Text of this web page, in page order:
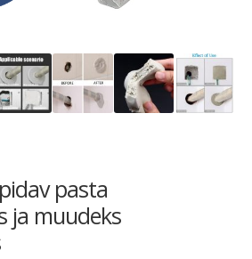
pasta
ja muudeks